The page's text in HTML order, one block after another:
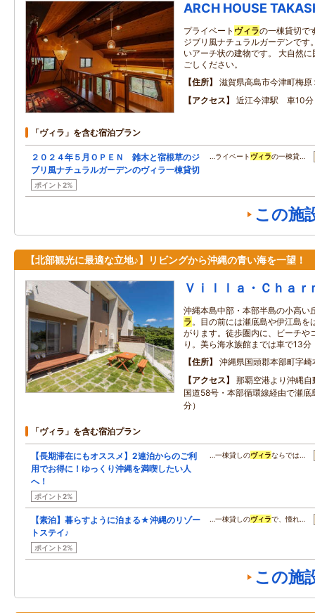
ARCH HOUSE
プライベート ヴィラの一棟貸切で
ジブリ風ナチュラルガーデンです
いアーチ状の建物です。 大自然
ごしください。
住所
滋賀県高島市今津町梅
アクセス
近江今津駅 車10分
「ヴィラ」を含む宿泊プラン
２０２４年５月ＯＰＥＮ 雑木と宿根草のジ
ブリ風ナチュラルガーデンのヴィラ一棟貸切
ポイント2%
…ライベート ヴィラの一棟貸…
この施
【北部観光に最適な立地♪】リビングから沖縄の青い海を一望！
Ｖｉｌｌａ・Ｃｈａｒ
沖縄本島中部・本部半島の小高い
ラ。目の前には瀬底島や伊江島を
がります。徒歩圏内に、ビーチや
り。美ら海水族館までは車で13分
住所
沖縄県国頭郡本部町字崎
アクセス
那覇空港より沖縄
国道58号・本部循環線経由で瀬
分）
「ヴィラ」を含む宿泊プラン
【長期滞在にもオススメ】2連泊からのご利
用でお得に！ゆっくり沖縄を満喫したい人
へ！
ポイント2%
…一棟貸しのヴィラならでは…
【素泊】暮らすように泊まる★沖縄のリゾー
トステイ♪
ポイント2%
…一棟貸しのヴィラで、憧れ…
この施